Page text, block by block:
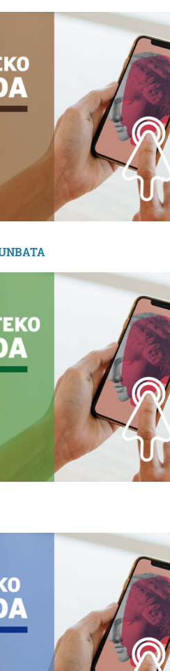
ONDARTXO TABERNA
Errenteria-Orereta